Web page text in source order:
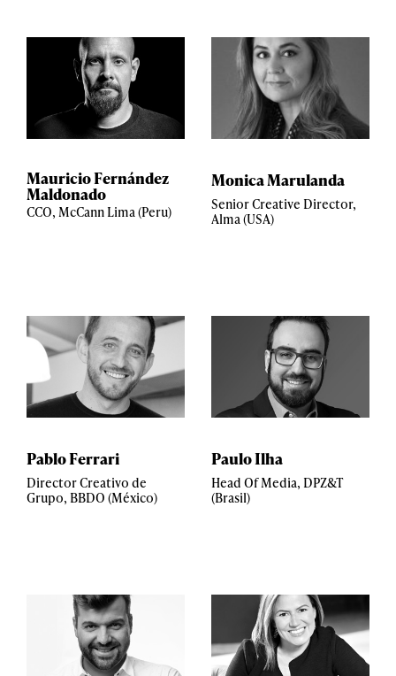
Mauricio Fernández
Maldonado
CCO, McCann Lima (Peru)
Monica Marulanda
Senior Creative Director,
Alma (USA)
Pablo Ferrari
Director Creativo de
Grupo, BBDO (México)
Paulo Ilha
Head Of Media, DPZ&T
(Brasil)